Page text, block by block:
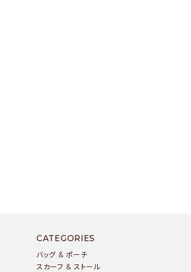
CATEGORIES
バッグ & ポーチ
スカーフ & ストール